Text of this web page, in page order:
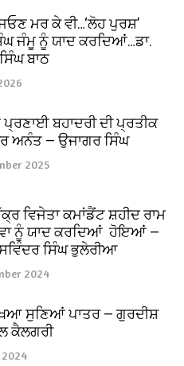
ਮਰ ਕੇ ਵੀ…‘ਲੋਹ ਪੁਰਸ਼’
ਜੰਮੂ ਨੂੰ ਯਾਦ ਕਰਦਿਆਂ…ਡਾ.
ਬਾਠ
ਬਹਾਦਰੀ ਦੀ ਪ੍ਰਤੀਕ
ਅਨੰਤ — ਉਜਾਗਰ ਸਿੰਘ
2025
ਵਿਜੇਤਾ ਕਮਾਂਡੈਂਟ ਸ਼ਹੀਦ ਰਾਮ
ਨੂੰ ਯਾਦ ਕਰਦਿਆਂ ਹੋਇਆਂ —
ਸਿੰਘ ਭੁਲੇਰੀਆ
2024
ਸੁਣਿਆਂ ਪਾਤਰ — ਗੁਰਦੀਸ਼
ਕੈਲਗਰੀ